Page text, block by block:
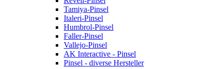
Tamiya-Pinsel
Italeri-Pinsel
Humbrol-Pinsel
Faller-Pinsel
Vallejo-Pinsel
AK Interactive - Pinsel
Pinsel - diverse Hersteller